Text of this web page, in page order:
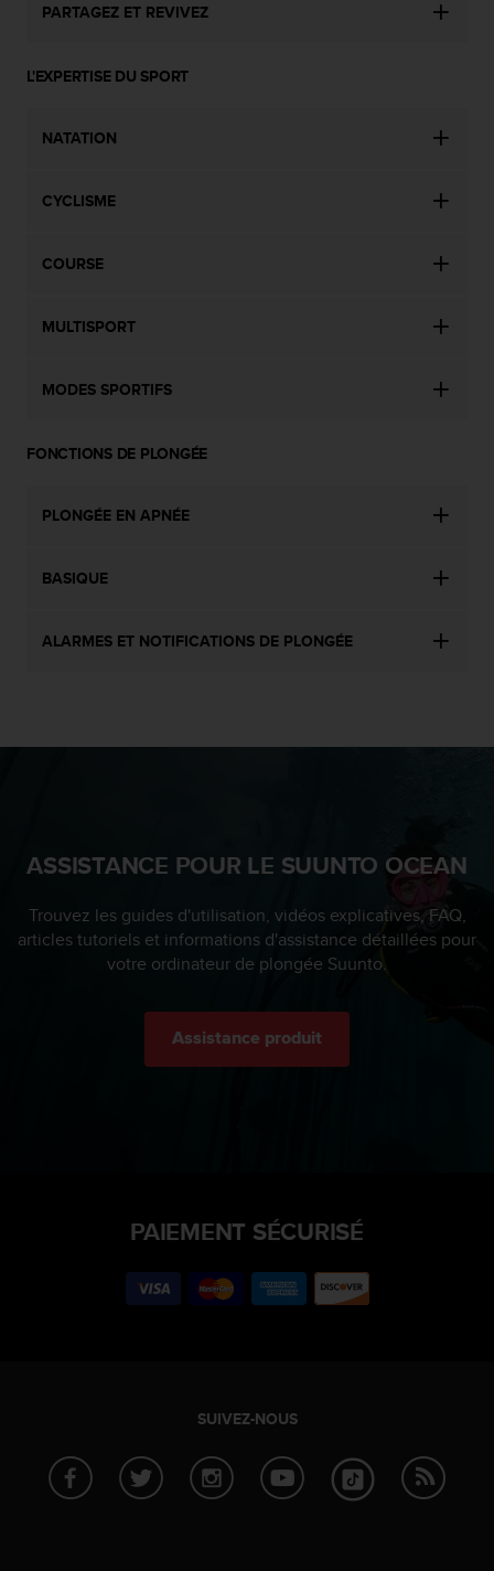
PARTAGEZ ET REVIVEZ
L'EXPERTISE DU SPORT
NATATION
CYCLISME
COURSE
MULTISPORT
MODES SPORTIFS
FONCTIONS DE PLONGÉE
PLONGÉE EN APNÉE
BASIQUE
ALARMES ET NOTIFICATIONS DE PLONGÉE
ASSISTANCE POUR LE SUUNTO OCEAN
Trouvez les guides d'utilisation, vidéos explicatives, FAQ,
articles tutoriels et informations d'assistance détaillées pour
votre ordinateur de plongée Suunto.
Assistance produit
PAIEMENT SÉCURISÉ
SUIVEZ-NOUS